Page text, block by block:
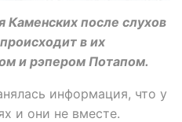
Каменских после слухов
в их
и рэпером Потапом.
информация, что у
и они не вместе.